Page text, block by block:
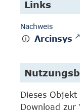
Links
Nachweis
Arcinsys
Dieses
Download zur